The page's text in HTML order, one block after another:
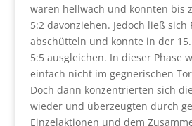
waren hellwach und konnten bis
5:2 davonziehen. Jedoch ließ
abschütteln und konnte in der
5:5 ausgleichen. In dieser Phase
einfach nicht im gegnerischen
Doch dann konzentrierten sich
wieder und überzeugten durch
Einzelaktionen und dem